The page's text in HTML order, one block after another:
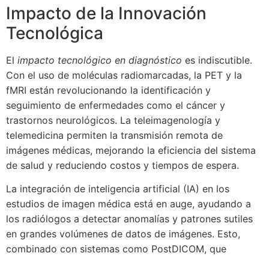
Impacto de la Innovación
Tecnológica
El impacto tecnológico en diagnóstico es indiscutible.
Con el uso de moléculas radiomarcadas, la PET y la
fMRI están revolucionando la identificación y
seguimiento de enfermedades como el cáncer y
trastornos neurológicos. La teleimagenología y
telemedicina permiten la transmisión remota de
imágenes médicas, mejorando la eficiencia del sistema
de salud y reduciendo costos y tiempos de espera.
La integración de inteligencia artificial (IA) en los
estudios de imagen médica está en auge, ayudando a
los radiólogos a detectar anomalías y patrones sutiles
en grandes volúmenes de datos de imágenes. Esto,
combinado con sistemas como PostDICOM, que